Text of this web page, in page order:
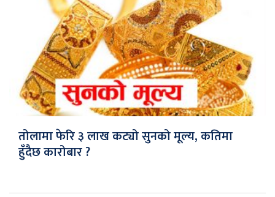
तोलामा फेरि ३ लाख कट्यो सुनको मूल्य, कतिमा
हुँदैछ कारोबार ?